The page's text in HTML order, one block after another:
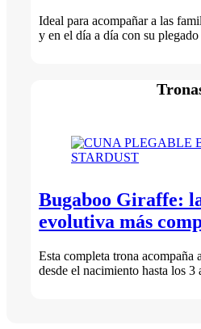
Ideal para acompañar a las
y en el día a día con su
Bugaboo Giraffe:
evolutiva más
Esta completa trona acompaña
desde el nacimiento hasta los 3